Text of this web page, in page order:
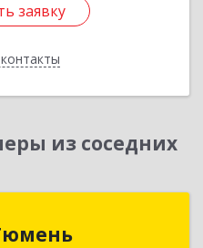
заявку
заявку
из соседних
Бит, Тюмень